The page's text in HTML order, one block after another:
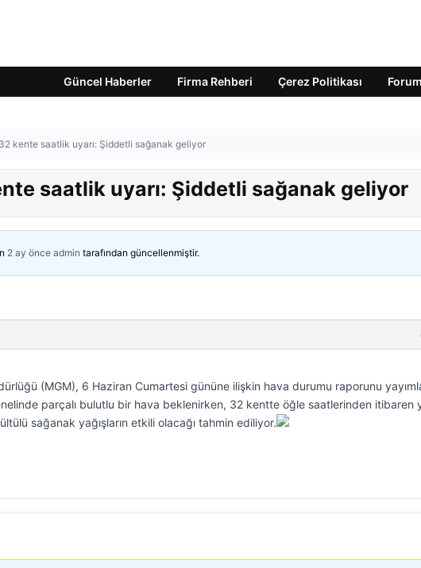
Güncel Haberler Firma Rehberi Çerez Politikası Forum
kente saatlik uyarı: Şiddetli sağanak geliyor
saatlik uyarı: Şiddetli sağanak geliyor
2 ay önce admin tarafından güncellenmiştir.
(MGM), 6 Haziran Cumartesi gününe ilişkin hava durumu raporunu
parçalı bulutlu bir hava beklenirken, 32 kentte öğle saatlerinden itibaren
sağanak yağışların etkili olacağı tahmin ediliyor.